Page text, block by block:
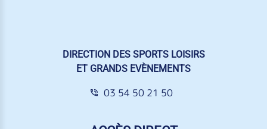
DIRECTION DES SPORTS LOISIRS
ET GRANDS EVÈNEMENTS
03 54 50 21 50